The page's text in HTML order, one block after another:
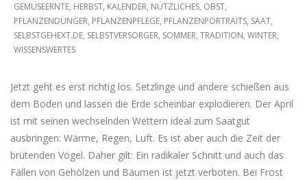
06
GEMÜSEERNTE, HERBST, KALENDER, NÜTZLICHES, OBST,
PFLANZENDÜNGER, PFLANZENPFLEGE, PFLANZENPORTRAITS, SAAT,
SELBSTGEHEXT.DE, SELBSTVERSORGER, SOMMER, TRADITION, WINTER,
WISSENSWERTES
Jetzt geht es erst richtig los. Setzlinge und andere schießen aus
dem Boden und lassen die Erde scheinbar explodieren. Der April
ist mit seinen wechselnden Wettern ideal zum Saatgut
ausbringen: Wärme, Regen, Luft. Es ist aber auch die Zeit der
brütenden Vögel. Daher gilt: Ein radikaler Schnitt und auch das
Fällen von Gehölzen und Bäumen ist jetzt verboten. Bei Frost